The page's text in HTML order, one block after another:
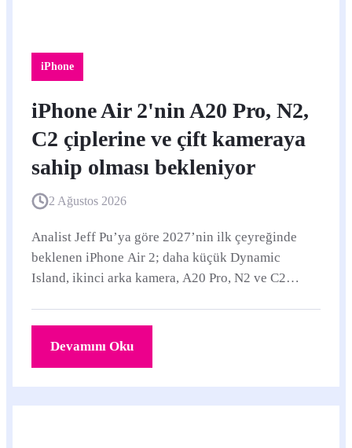
iPhone
iPhone Air 2'nin A20 Pro, N2,
C2 çiplerine ve çift kameraya
sahip olması bekleniyor
2 Ağustos 2026
Analist Jeff Pu’ya göre 2027’nin ilk çeyreğinde
beklenen iPhone Air 2; daha küçük Dynamic
Island, ikinci arka kamera, A20 Pro, N2 ve C2
Devamını Oku